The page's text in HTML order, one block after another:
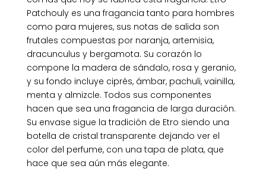
Patchouly es una fragancia tanto para hombres
como para mujeres, sus notas de salida son
frutales compuestas por naranja, artemisia,
dracunculus y bergamota. Su corazón lo
compone la madera de sándalo, rosa y geranio,
y su fondo incluye ciprés, ámbar, pachuli, vainilla,
menta y almizcle. Todos sus componentes
hacen que sea una fragancia de larga duración.
Su envase sigue la tradición de Etro siendo una
botella de cristal transparente dejando ver el
color del perfume, con una tapa de plata, que
hace que sea aún más elegante.